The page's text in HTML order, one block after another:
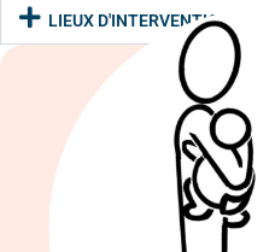
LIEUX D'INTERVENTIONS